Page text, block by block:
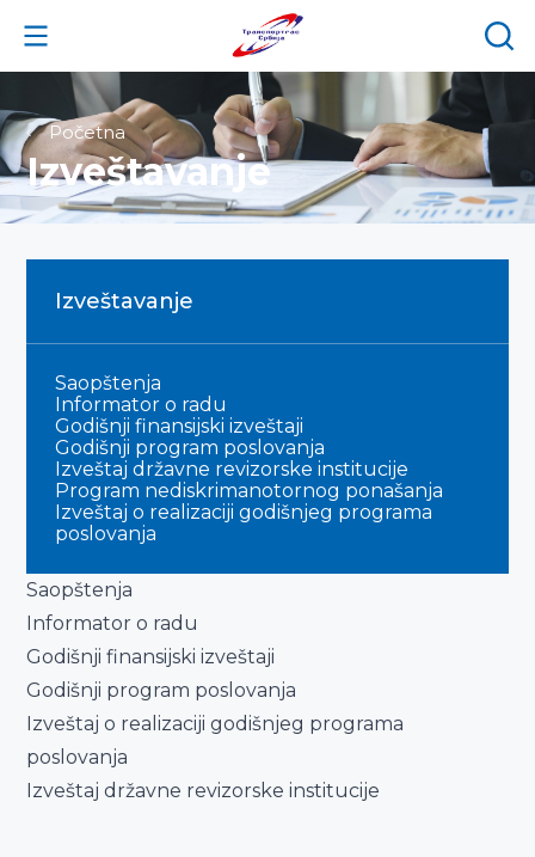
Početna
Izveštavanje
Izveštavanje
Saopštenja
Informator o radu
Godišnji finansijski izveštaji
Godišnji program poslovanja
Izveštaj državne revizorske institucije
Program nediskrimanotornog ponašanja
Izveštaj o realizaciji godišnjeg programa
poslovanja
Saopštenja
Informator o radu
Godišnji finansijski izveštaji
Godišnji program poslovanja
Izveštaj o realizaciji godišnjeg programa
poslovanja
Izveštaj državne revizorske institucije